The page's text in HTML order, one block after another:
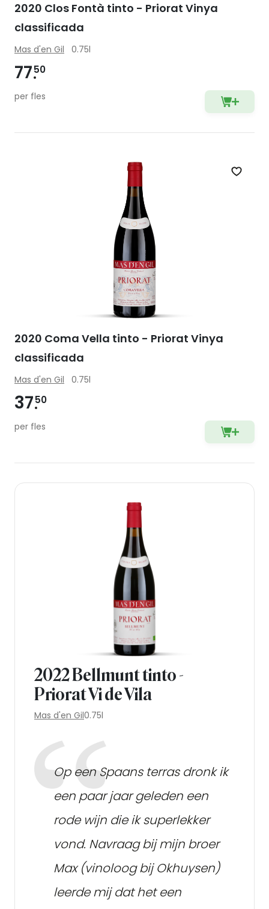
2022 Bellmunt tinto -
Priorat Vi de Vila
Mas d'en Gil0.75l
Op een Spaans terras dronk ik
een paar jaar geleden een
rode wijn die ik superlekker
vond. Navraag bij mijn broer
Max (vinoloog bij Okhuysen)
leerde mij dat het een
2020 Clos Fontà tinto - Priorat Vinya
classificada
Mas d'en Gil 0.75l
7750
per fles
Zet
2020 Coma Vella tinto - Priorat Vinya
classificada
Mas d'en Gil 0.75l
3750
per fles